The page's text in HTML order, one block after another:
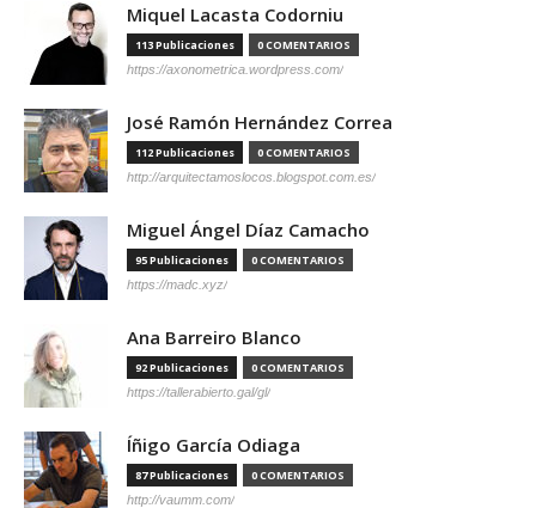
Miquel Lacasta Codorniu
113 Publicaciones 0 COMENTARIOS
https://axonometrica.wordpress.com/
José Ramón Hernández Correa
112 Publicaciones 0 COMENTARIOS
http://arquitectamoslocos.blogspot.com.es/
Miguel Ángel Díaz Camacho
95 Publicaciones 0 COMENTARIOS
https://madc.xyz/
Ana Barreiro Blanco
92 Publicaciones 0 COMENTARIOS
https://tallerabierto.gal/gl/
Íñigo García Odiaga
87 Publicaciones 0 COMENTARIOS
http://vaumm.com/